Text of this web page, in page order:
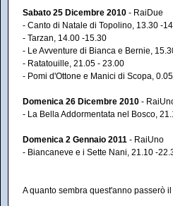
Sabato 25 Dicembre 2010 - RaiDue
- Canto di Natale di Topolino, 13.30 -
- Tarzan, 14.00 -15.30
- Le Avventure di Bianca e Bernie,
- Ratatouille, 21.05 - 23.00
- Pomi d'Ottone e Manici di Scopa,
Domenica 26 Dicembre 2010 -
- La Bella Addormentata nel Bosco,
Domenica 2 Gennaio 2011 - RaiUno
- Biancaneve e i Sette Nani, 21.10 -
A quanto sembra quest'anno passerò